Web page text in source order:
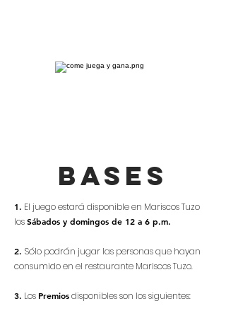
bases
1. El juego estará disponible en Mariscos Tuzo
losSábados y domingos de 12 a 6 p.m.
2. Sólo podrán jugar las personas que hayan
consumido en el restaurante Mariscos Tuzo.
3. Los Premiosdisponibles son los siguientes: